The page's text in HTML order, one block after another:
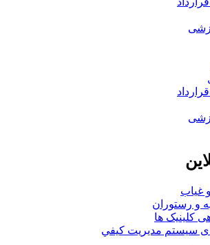
غیاب
و رستوران
کلینیک ها
سيستم مديريت کيفي